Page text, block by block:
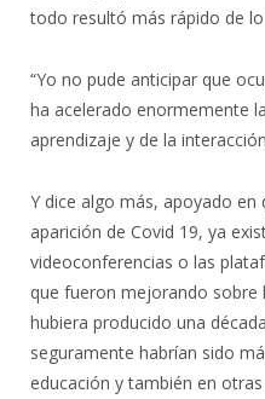
todo resultó más rápido de
“Yo no pude anticipar que
ha acelerado enormemente
aprendizaje y de la
Y dice algo más, apoyado
aparición de Covid 19, ya
videoconferencias o las
que fueron mejorando sobre
hubiera producido una
seguramente habrían sido
educación y también en otras